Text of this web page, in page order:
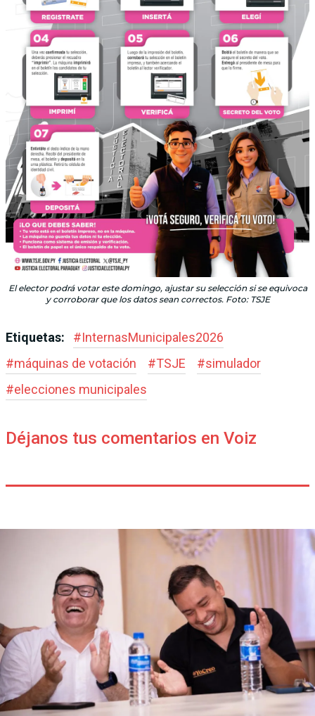
El elector podrá votar este domingo, ajustar su selección si se equivoca
y corroborar que los datos sean correctos. Foto: TSJE
Etiquetas: #InternasMunicipales2026
#máquinas de votación #TSJE #simulador
#elecciones municipales
Déjanos tus comentarios en Voiz